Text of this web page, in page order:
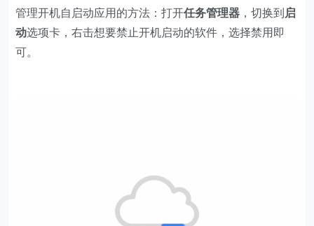
管理开机自启动应用的方法：打开任务管理器 ，切换到 启
动选项卡，右击想要禁止开机启动的软件，选择禁用即
可。